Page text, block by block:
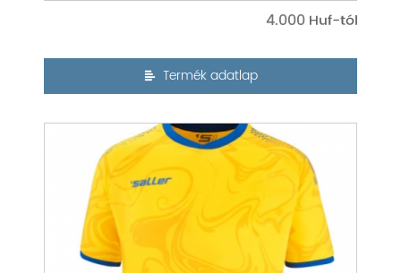
4.000
Termék adatlap